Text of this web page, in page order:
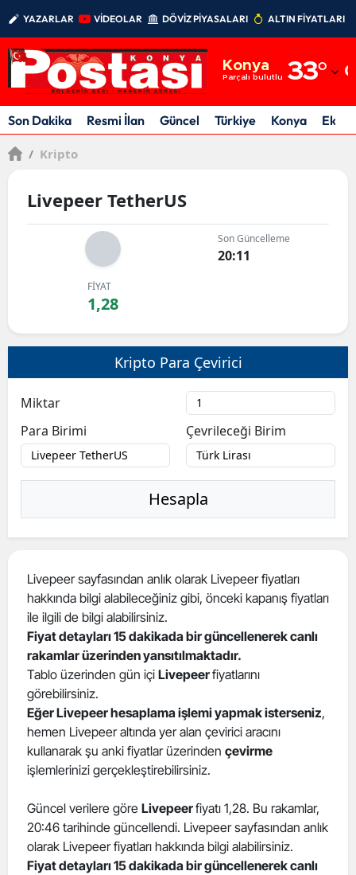
YAZARLAR VİDEOLAR DÖVİZ PİYASALARI ALTIN FİYATLARI
Konya
Parçalı bulutlu 33°
Adıyaman
Afyonkarahisar
Antalya
Bitlis
Bolu
Bursa
Çanakkale
Çankırı
Çorum
Edirne
Erzurum
Eskişehir
Son Dakika Resmi İlan Güncel Türkiye Konya
/ Kripto
Livepeer TetherUS
Son Güncelleme
20:11
FİYAT
1,28
Kripto Para Çevirici
Miktar
Para Birimi
Çevrileceği Birim
Hesapla
Livepeer sayfasından anlık olarak Livepeer fiyatları
hakkında bilgi alabileceğiniz gibi, önceki kapanış fiyatları
ile ilgili de bilgi alabilirsiniz.
Fiyat detayları 15 dakikada bir güncellenerek canlı
rakamlar üzerinden yansıtılmaktadır.
Tablo üzerinden gün içi Livepeerfiyatlarını
görebilirsiniz.
Eğer Livepeer hesaplama işlemi yapmak isterseniz,
hemen Livepeer altında yer alan çevirici aracını
kullanarak şu anki fiyatlar üzerinden çevirme
işlemlerinizi gerçekleştirebilirsiniz.
Güncel verilere göre Livepeerfiyatı 1,28. Bu rakamlar,
20:46 tarihinde güncellendi. Livepeer sayfasından anlık
olarak Livepeer fiyatları hakkında bilgi alabilirsiniz.
Fiyat detayları 15 dakikada bir güncellenerek canlı